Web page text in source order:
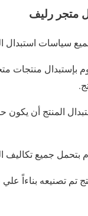
متجر رليف
سياسات استبدال
المنتج أن يكون
بتحمل جميع تكاليف
تم تصنيعه بناءاً